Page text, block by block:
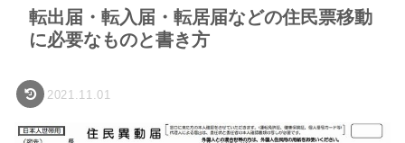
転出届・転入届・転居届などの住民票移動
に必要なものと書き方
2021.11.01